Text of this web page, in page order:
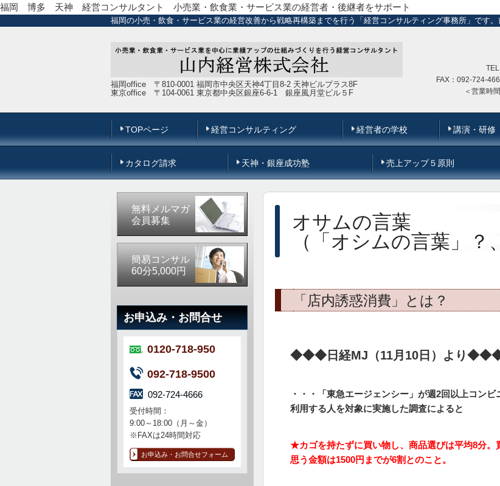
福岡 博多 天神 経営コンサルタント 小売業・飲食業・サービス業の経営者・後継者をサポート
福岡の小売・飲食・サービス業の経営改善から戦略再構築までを行う「経営コンサルティング事務所」です
福岡office 〒810-0001 福岡市中央区天神4丁目8-2 天神ビルプラス8F
東京office 〒104-0061 東京都中央区銀座6-6-1 銀座風月堂ビル５F
FAX：092-724-
＜営業時
TOPページ 経営コンサルティング 経営者の学校 講演・研修
カタログ請求 天神・銀座成功塾 売上アップ５原則
オサムの言葉
（「オシムの言葉」？
「店内誘惑消費」とは？
◆◆◆日経MJ（11月10日）より
・・・「東急エージェンシー」が週2回以上コン
利用する人を対象に実施した調査によると
★カゴを持たずに買い物し、商品選びは平均8分。
思う金額は1500円までが6割とのこと。
無料メルマガ
会員募集
簡易コンサル
60分5,000円
お申込み・お問合せ
0120-718-950
092-718-9500
092-724-4666
受付時間：
9:00～18:00（月～金）
※FAXは24時間対応
お申込み・お問合せフォーム